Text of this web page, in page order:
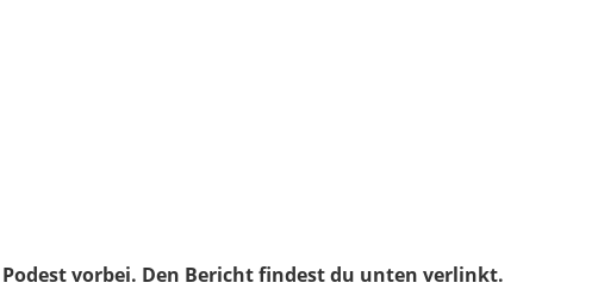
vorbei. Den Bericht findest du unten verlinkt.